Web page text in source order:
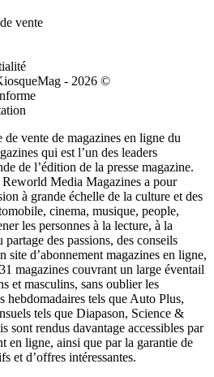
vente
- 2026 ©
vente de magazines en ligne du
qui est l’un des leaders
de l’édition de la presse magazine.
Media Magazines a pour
à grande échelle de la culture et des
cinema, musique, people,
les personnes à la lecture, à la
des passions, des conseils
site d’abonnement magazines en ligne,
magazines couvrant un large éventail
et masculins, sans oublier les
hebdomadaires tels que Auto Plus,
tels que Diapason, Science &
sont rendus davantage accessibles par
en ligne, ainsi que par la garantie de
et d’offres intéressantes.